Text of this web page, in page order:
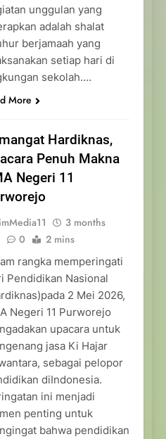
unggulan yang
adalah shalat
berjamaah yang
setiap hari di
sekolah….
More
Hardiknas,
Penuh Makna
Negeri 11
3 months
0 2 mins
rangka memperingati
Pendidikan Nasional
2 Mei 2026,
Negeri 11 Purworejo
upacara untuk
jasa Ki Hajar
sebagai pelopor
diIndonesia.
ini menjadi
penting untuk
bahwa pendidikan